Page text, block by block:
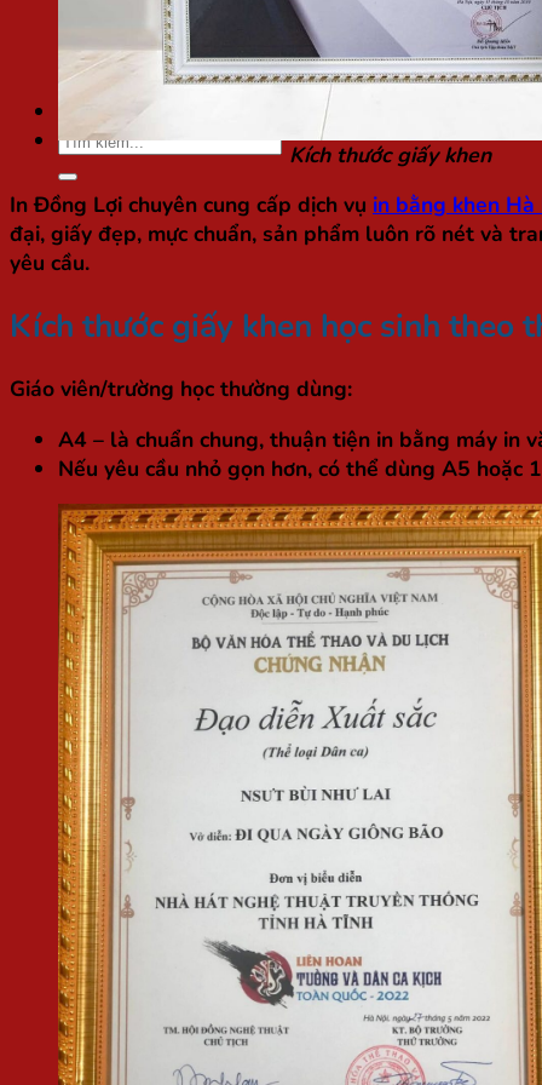
Chất liệu ngành in
Kiến thức in ấn
Thư viện mẫu
Túi / Hộp quà Tết
Tìm
kiếm:
Kích thước giấy khen
In Đồng Lợi chuyên cung cấp dịch vụ in bằng khen Hà
đại, giấy đẹp, mực chuẩn, sản phẩm luôn rõ nét và
yêu cầu.
Kích thước giấy khen học sinh theo
Giáo viên/trường học thường dùng:
A4 – là chuẩn chung, thuận tiện in bằng máy in
Nếu yêu cầu nhỏ gọn hơn, có thể dùng A5 hoặc